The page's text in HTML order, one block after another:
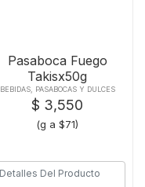
Pasaboca Fuego
Takisx50g
BEBIDAS, PASABOCAS Y DULCES
$ 3,550
(g a $71)